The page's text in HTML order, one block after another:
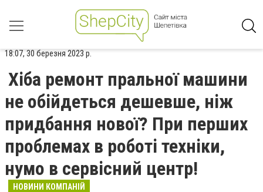
18:07, 30 березня 2023 р.
Хіба ремонт пральної машини
не обійдеться дешевше, ніж
придбання нової? При перших
проблемах в роботі техніки,
нумо в сервісний центр!
НОВИНИ КОМПАНІЙ